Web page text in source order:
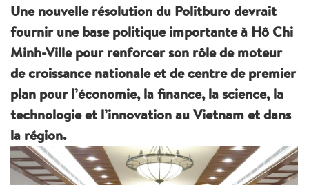
Une nouvelle résolution du Politburo devrait
fournir une base politique importante à Hô Chi
Minh-Ville pour renforcer son rôle de moteur
de croissance nationale et de centre de premier
plan pour l’économie, la finance, la science, la
technologie et l’innovation au Vietnam et dans
la région.